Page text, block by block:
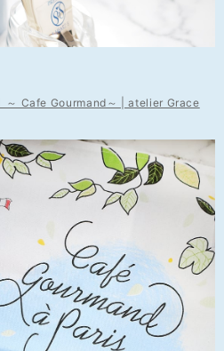
～ Cafe Gourmand～ | atelier Grace